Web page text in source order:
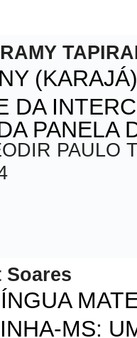
DA
PANELA
PAULO
Soares
MS: